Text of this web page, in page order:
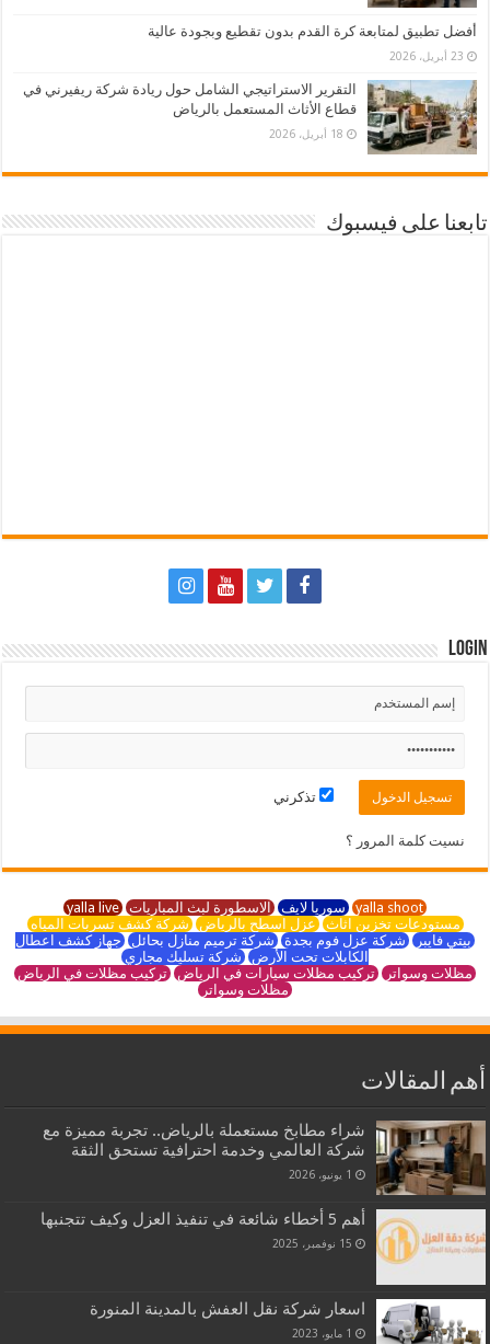
أفضل تطبيق لمتابعة كرة القدم بدون تقطيع وبجودة عالية
23 أبريل، 2026
التقرير الاستراتيجي الشامل حول ريادة شركة ريفيرني في
قطاع الأثاث المستعمل بالرياض
18 أبريل، 2026
تابعنا على فيسبوك
Login
تذكرني
نسيت كلمة المرور ؟
yalla shoot سوريا لايف الاسطورة لبث المباريات yalla live
مستودعات تخزين اثاث عزل اسطح بالرياض شركة كشف تسربات المياه
بيتي فايبر شركة عزل فوم بجدة شركة ترميم منازل بحائل جهاز كشف اعطال
الكابلات تحت الأرض شركة تسليك مجاري
مظلات وسواتر تركيب مظلات سيارات في الرياض تركيب مظلات في الرياض
مظلات وسواتر
أهم المقالات
شراء مطابخ مستعملة بالرياض.. تجربة مميزة مع
شركة العالمي وخدمة احترافية تستحق الثقة
1 يونيو، 2026
أهم 5 أخطاء شائعة في تنفيذ العزل وكيف تتجنبها
15 نوفمبر، 2025
اسعار شركة نقل العفش بالمدينة المنورة
1 مايو، 2023